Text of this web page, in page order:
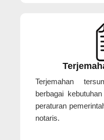
Terjemahan
berbagai
peraturan
notaris.